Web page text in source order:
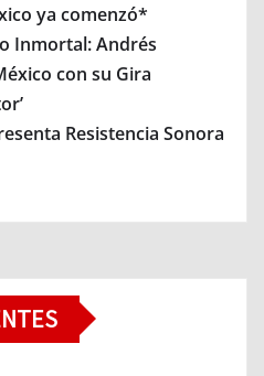
ya comenzó*
Inmortal: Andrés
con su Gira
Resistencia Sonora